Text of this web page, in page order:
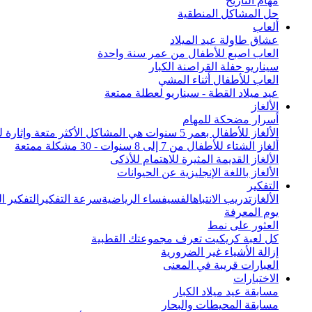
حل المشاكل المنطقية
ألعاب
عشاق طاولة عيد الميلاد
العاب اصبع للأطفال من عمر سنة واحدة
سيناريو حفلة القراصنة الكبار
العاب للأطفال أثناء المشي
عيد ميلاد القطة - سيناريو لعطلة ممتعة
الألغاز
أسرار مضحكة للمهام
الألغاز للأطفال بعمر 5 سنوات هي المشاكل الأكثر متعة وإثارة للاهتمام من جميع أنحاء العالم
ألغاز الشتاء للأطفال من 7 إلى 8 سنوات - 30 مشكلة ممتعة
الألغاز القديمة المثيرة للاهتمام للأذكى
الألغاز باللغة الإنجليزية عن الحيوانات
التفكير
الألغاز تدريب الانتباهالفسيفساء الرياضيةسرعة التفكير
يوم المعرفة
العثور على نمط
كل لعبة كريكيت تعرف مجموعتك القطبية
إزالة الأشياء غير الضرورية
العبارات قريبة في المعنى
الاختبارات
مسابقة عيد ميلاد الكبار
مسابقة المحيطات والبحار